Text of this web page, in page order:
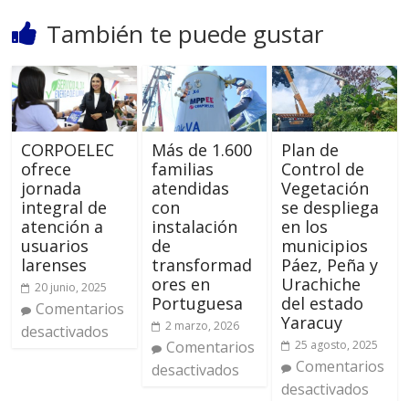
También te puede gustar
CORPOELEC
ofrece
jornada
integral de
atención a
usuarios
larenses
20 junio, 2025
Comentarios
desactivados
Más de 1.600
familias
atendidas
con
instalación
de
transformad
ores en
Portuguesa
2 marzo, 2026
Comentarios
desactivados
Plan de
Control de
Vegetación
se despliega
en los
municipios
Páez, Peña y
Urachiche
del estado
Yaracuy
25 agosto, 2025
Comentarios
desactivados